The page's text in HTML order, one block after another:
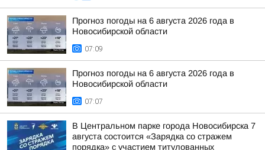
Прогноз погоды на 6 августа 2026 года в
Новосибирской области
07:09
Прогноз погоды на 6 августа 2026 года в
Новосибирской области
07:07
В Центральном парке города Новосибирска 7
августа состоится «Зарядка со стражем
порядка» с участием титулованных